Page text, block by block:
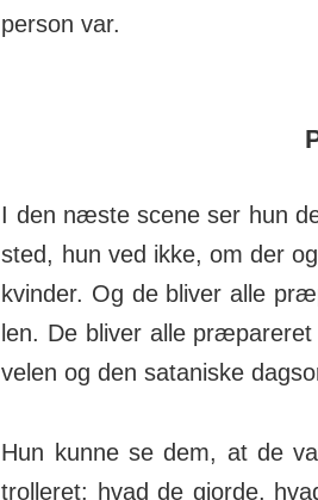
person var.
I den næste scene ser hun
sted, hun ved ikke, om der
kvinder. Og de bliver alle
len. De bliver alle
velen og den sata­niske
Hun kunne se dem, at de
trolleret: hvad de gjorde,